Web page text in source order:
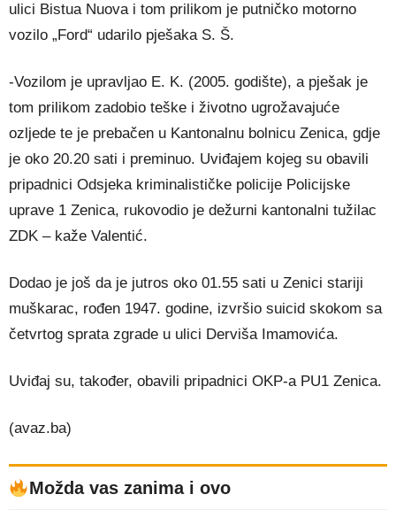
ulici Bistua Nuova i tom prilikom je putničko motorno
vozilo „Ford“ udarilo pješaka S. Š.
-Vozilom je upravljao E. K. (2005. godište), a pješak je
tom prilikom zadobio teške i životno ugrožavajuće
ozljede te je prebačen u Kantonalnu bolnicu Zenica, gdje
je oko 20.20 sati i preminuo. Uviđajem kojeg su obavili
pripadnici Odsjeka kriminalističke policije Policijske
uprave 1 Zenica, rukovodio je dežurni kantonalni tužilac
ZDK – kaže Valentić.
Dodao je još da je jutros oko 01.55 sati u Zenici stariji
muškarac, rođen 1947. godine, izvršio suicid skokom sa
četvrtog sprata zgrade u ulici Derviša Imamovića.
Uviđaj su, također, obavili pripadnici OKP-a PU1 Zenica.
(avaz.ba)
Možda vas zanima i ovo